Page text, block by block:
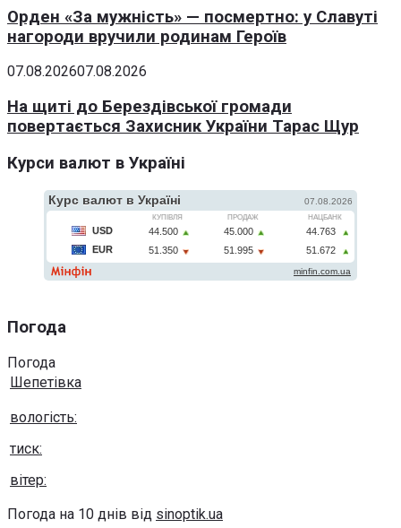
Орден «За мужність» — посмертно: у Славуті
нагороди вручили родинам Героїв
07.08.202607.08.2026
На щиті до Берездівської громади
повертається Захисник України Тарас Щур
Курси валют в Україні
Погода
Погода
Шепетівка
вологість:
тиск:
вітер:
Погода на 10 днів від sinoptik.ua